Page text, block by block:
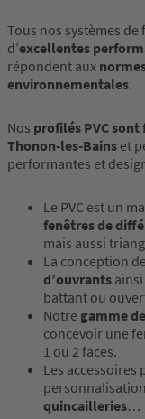
Tous nos systèmes de
d’excellentes
répondent aux
environnementales.
Nos profilés PVC sont
Thonon-les-Bains et
performantes et
Le PVC est un
fenêtres de
mais aussi
La conception
d’ouvrants
battant ou
Notre gamme
concevoir une
1 ou 2 faces.
Les
quincailleries…